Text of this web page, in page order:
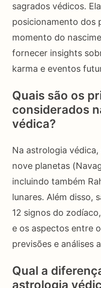
sagrados védicos.
posicionamento dos
momento do
fornecer insights
karma e eventos
Quais são os
considerados
védica?
Na astrologia
nove planetas
incluindo também
lunares. Além disso,
12 signos do
e os aspectos entre
previsões e análises
Qual a
astrologia